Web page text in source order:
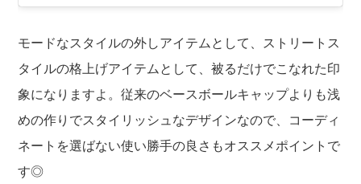
モードなスタイルの外しアイテムとして、ストリートス
タイルの格上げアイテムとして、被るだけでこなれた印
象になりますよ。従来のベースボールキャップよりも浅
めの作りでスタイリッシュなデザインなので、コーディ
ネートを選ばない使い勝手の良さもオススメポイントで
す◎